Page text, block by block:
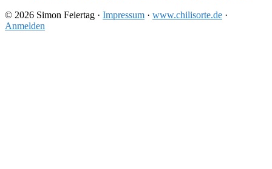
© 2026 Simon Feiertag · Impressum · www.chilisorte.de ·
Anmelden